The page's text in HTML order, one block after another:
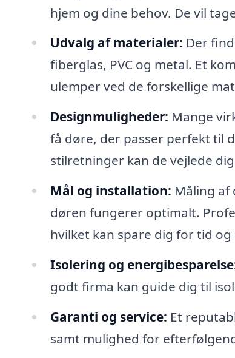
hjem og dine behov. De vil
Udvalg af materialer: Der
fiberglas, PVC og metal. Et
ulemper ved de forskellige
Designmuligheder: Mange
få døre, der passer perfekt til
stilretninger kan de vejlede
Mål og installation: Måling
døren fungerer optimalt.
hvilket kan spare dig for tid
Isolering og
godt firma kan guide dig til
Garanti og service: Et
samt mulighed for